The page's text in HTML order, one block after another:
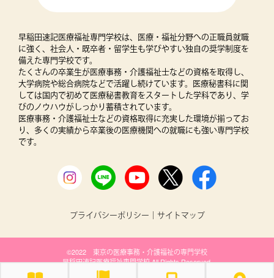
早稲田速記医療福祉専門学校は、医療・福祉分野への正職員就職
に強く、社会人・既卒者・留学生も学びやすい独自の奨学制度を
備えた専門学校です。
たくさんの卒業生が医療事務・介護福祉士などの資格を取得し、
大学病院や総合病院などで活躍し続けています。医療秘書科に関
しては国内で初めて医療秘書教育をスタートした学科であり、学
びのノウハウがしっかり蓄積されています。
医療事務・介護福祉士などの資格取得に充実した環境が揃ってお
り、多くの実績から卒業後の医療機関への就職にも強い専門学校
です。
プライバシーポリシー ｜ サイトマップ
©2022 東京の医療事務・介護福祉の専門学校
早稲田速記医療福祉専門学校 All Rights Reserved.